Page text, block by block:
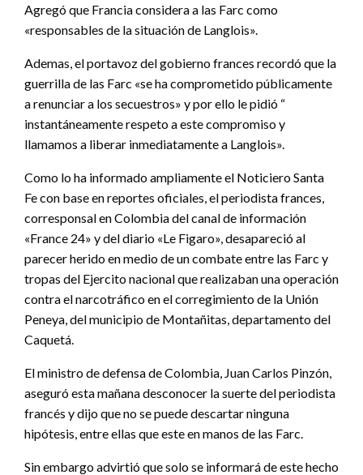
Agregó que Francia considera a las Farc como
«responsables de la situación de Langlois».
Ademas, el portavoz del gobierno frances recordó que la
guerrilla de las Farc «se ha comprometido públicamente
a renunciar a los secuestros» y por ello le pidió “
instantáneamente respeto a este compromiso y
llamamos a liberar inmediatamente a Langlois».
Como lo ha informado ampliamente el Noticiero Santa
Fe con base en reportes oficiales, el periodista frances,
corresponsal en Colombia del canal de información
«France 24» y del diario «Le Figaro», desapareció al
parecer herido en medio de un combate entre las Farc y
tropas del Ejercito nacional que realizaban una operación
contra el narcotráfico en el corregimiento de la Unión
Peneya, del municipio de Montañitas, departamento del
Caquetá.
El ministro de defensa de Colombia, Juan Carlos Pinzón,
aseguró esta mañana desconocer la suerte del periodista
francés y dijo que no se puede descartar ninguna
hipótesis, entre ellas que este en manos de las Farc.
Sin embargo advirtió que solo se informará de este hecho